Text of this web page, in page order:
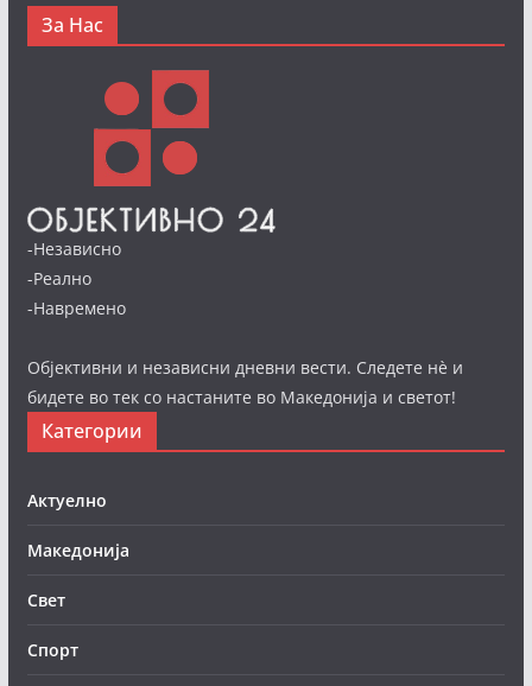
За Нас
-Независно
-Реално
-Навремено
Објективни и независни дневни вести. Следете нè и
бидете во тек со настаните во Македонија и светот!
Категории
Актуелно
Македонија
Свет
Спорт